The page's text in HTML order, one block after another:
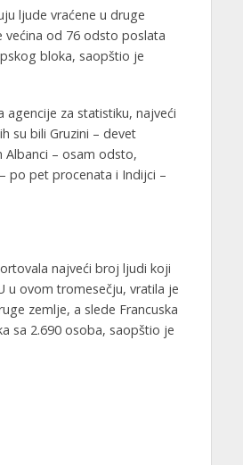
ljude vraćene u druge
većina od 76 odsto poslata
bloka, saopštio je
agencije za statistiku, najveći
su bili Gruzini – devet
Albanci – osam odsto,
po pet procenata i Indijci –
najveći broj ljudi koji
u ovom tromesečju, vratila je
zemlje, a slede Francuska
sa 2.690 osoba, saopštio je